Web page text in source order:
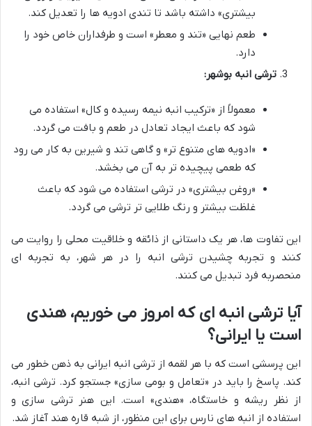
بیشتری» داشته باشد تا تندی ادویه ها را تعدیل کند.
طعم نهایی «تند و معطر» است و طرفداران خاص خود را
دارد.
ترشی انبه بوشهر:
معمولاً از «ترکیب انبه نیمه رسیده و کال» استفاده می
شود که باعث ایجاد تعادل در طعم و بافت می گردد.
«ادویه های متنوع تر» و گاهی تند و شیرین به کار می رود
که طعمی پیچیده تر به آن می بخشد.
«روغن بیشتری» در ترشی استفاده می شود که باعث
غلظت بیشتر و رنگ طلایی تر ترشی می گردد.
این تفاوت ها، هر یک داستانی از ذائقه و خلاقیت محلی را روایت می
کنند و تجربه چشیدن ترشی انبه را در هر شهر، به تجربه ای
منحصربه فرد تبدیل می کنند.
آیا ترشی انبه ای که امروز می خوریم، هندی
است یا ایرانی؟
این پرسشی است که با هر لقمه از ترشی انبه ایرانی به ذهن خطور می
کند. پاسخ را باید در «تعامل و بومی سازی» جستجو کرد. ترشی انبه،
از نظر ریشه و خاستگاه، «هندی» است. این هنر ترشی سازی و
استفاده از انبه های نارس برای این منظور، از شبه قاره هند آغاز شد.